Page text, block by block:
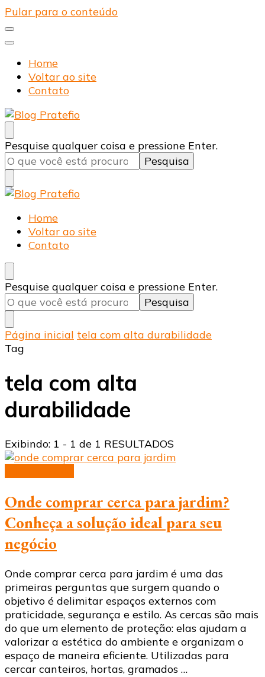
Pular para o conteúdo
Home
Voltar ao site
Contato
Blog Pratefio
Arames e Telas de Qualidade
Procurando
algo?
Pesquise qualquer coisa e pressione Enter.
Blog Pratefio
Arames e Telas de Qualidade
Home
Voltar ao site
Contato
Procurando
algo?
Pesquise qualquer coisa e pressione Enter.
Página inicial tela com alta durabilidade
Tag
tela com alta
durabilidade
Exibindo: 1 - 1 de 1 RESULTADOS
Onde comprar cerca para jardim?
Conheça a solução ideal para seu
negócio
Onde comprar cerca para jardim é uma das
primeiras perguntas que surgem quando o
objetivo é delimitar espaços externos com
praticidade, segurança e estilo. As cercas são mais
do que um elemento de proteção: elas ajudam a
valorizar a estética do ambiente e organizam o
espaço de maneira eficiente. Utilizadas para
cercar canteiros, hortas, gramados …